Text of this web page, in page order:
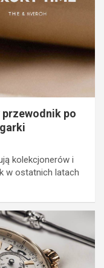
po
kolekcjonerów i
w ostatnich latach